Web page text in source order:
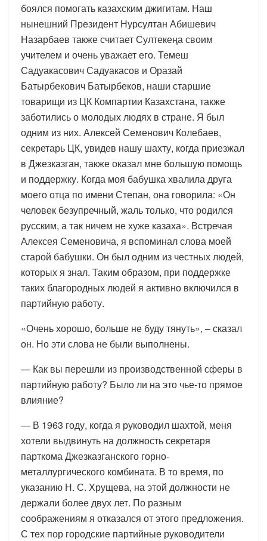
боялся помогать казахским джигитам. Наш
нынешний Президент Нурсултан Абишевич
Назарбаев также считает Султекеңа своим
учителем и очень уважает его. Темеш
Садуакасович Садуакасов и Оразай
Батырбекович Батырбеков, наши старшие
товарищи из ЦК Компартии Казахстана, также
заботились о молодых людях в стране. Я был
одним из них. Алексей Семенович Колебаев,
секретарь ЦК, увидев нашу шахту, когда приезжал
в Джезказган, также оказал мне большую помощь
и поддержку. Когда моя бабушка хвалила друга
моего отца по имени Степан, она говорила: «Он
человек безупречный, жаль только, что родился
русским, а так ничем не хуже казаха». Встречая
Алексея Семеновича, я вспоминал слова моей
старой бабушки. Он был одним из честных людей,
которых я знал. Таким образом, при поддержке
таких благородных людей я активно включился в
партийную работу.
«Очень хорошо, больше не буду тянуть», – сказал
он. Но эти слова не были выполнены.
— Как вы перешли из производственной сферы в
партийную работу? Было ли на это чье-то прямое
влияние?
— В 1963 году, когда я руководил шахтой, меня
хотели выдвинуть на должность секретаря
парткома Джезказганского горно-
металлургического комбината. В то время, по
указанию Н. С. Хрущева, на этой должности не
держали более двух лет. По разным
соображениям я отказался от этого предложения.
С тех пор городские партийные руководители